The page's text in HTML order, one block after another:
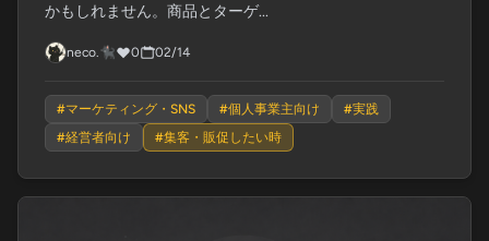
かもしれません。商品とターゲ...
neco.🐈‍⬛ 0 02/14
#マーケティング・SNS #個人事業主向け #実践
#経営者向け #集客・販促したい時